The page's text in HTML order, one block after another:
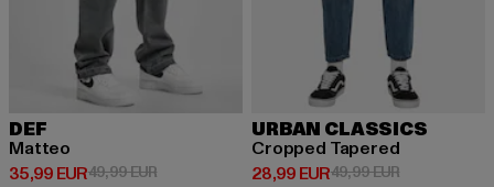
DEF
Matteo
35,99 EUR
Derzeitiger Preis: 35,99 EUR
49,99 EURAktionspreis: 49,99 EUR
URBAN CLASSICS
Cropped Tapered
28,99 EUR
Derzeitiger Preis: 28,99 EUR
49,99 EURAktionspreis: